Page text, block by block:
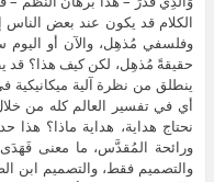
الكلام قد يكون عند بعض الناس
وفلسفي مُذهِل، والآن أو اليوم
حقيقةً مُذهِل، لكن كيف هذا؟ قد
ينطلق من نظرة آلية ميكانيكية
أي في تفسير العالم كله من
نحتاج هداية، هداية ماذا؟ هذا
ورائحة المُقدَّس، ما معنى فَهَدَى
والتصميم فقط، والتصميم ابن